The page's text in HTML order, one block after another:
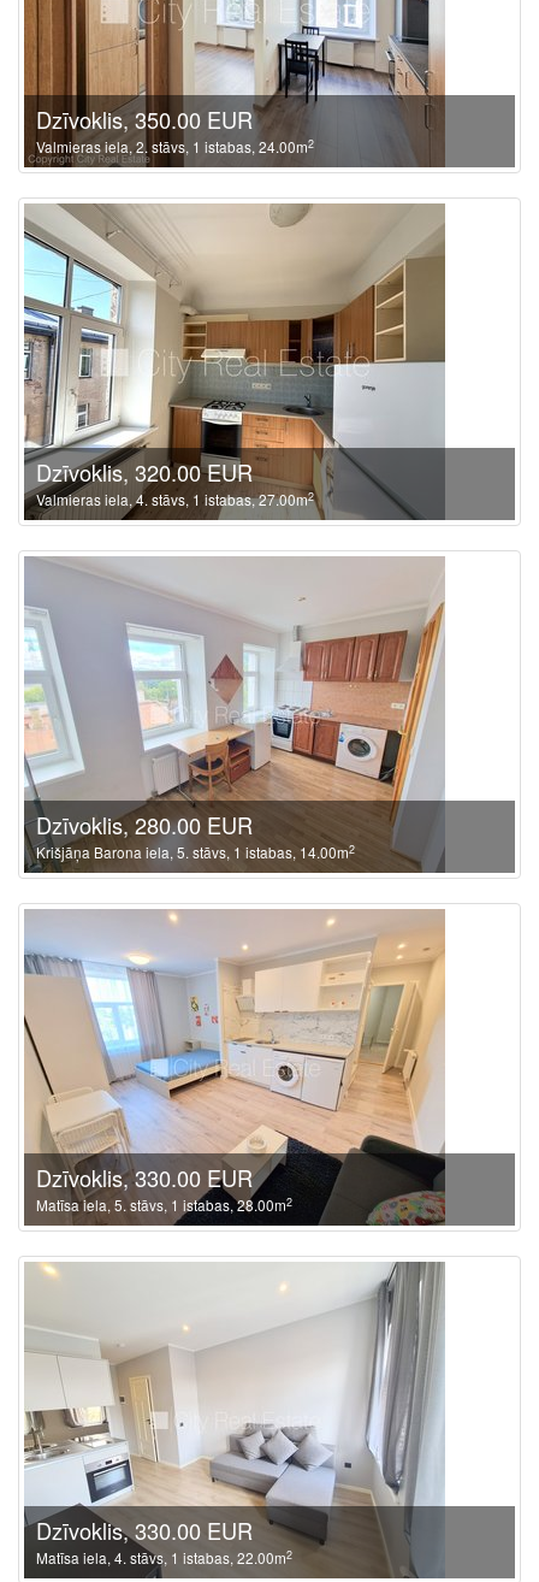
Dzīvoklis, 350.00 EUR
Valmieras iela, 2. stāvs, 1 istabas, 24.00m2
Dzīvoklis, 320.00 EUR
Valmieras iela, 4. stāvs, 1 istabas, 27.00m2
Dzīvoklis, 280.00 EUR
Krišjāņa Barona iela, 5. stāvs, 1 istabas, 14.00m2
Dzīvoklis, 330.00 EUR
Matīsa iela, 5. stāvs, 1 istabas, 28.00m2
Dzīvoklis, 330.00 EUR
Matīsa iela, 4. stāvs, 1 istabas, 22.00m2